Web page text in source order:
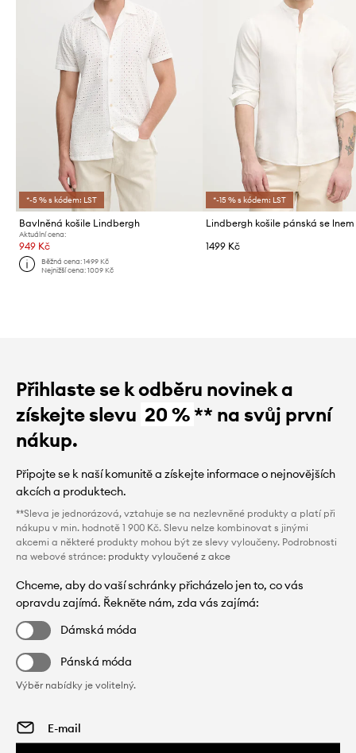
*-5 % s kódem: LST
Bavlněná košile Lindbergh
Aktuální cena:
949 Kč
Běžná cena:1499 Kč
Nejnižší cena:1009 Kč
*-15 % s kódem: LST
Lindbergh košile pánská se lnem
1499 Kč
Přihlaste se k odběru novinek a
získejte slevu 20 %** na svůj první
nákup.
Připojte se k naší komunitě a získejte informace o nejnovějších
akcích a produktech.
**Sleva je jednorázová, vztahuje se na nezlevněné produkty a platí při
nákupu v min. hodnotě 1 900 Kč. Slevu nelze kombinovat s jinými
akcemi a některé produkty mohou být ze slevy vyloučeny. Podrobnosti
na webové stránce: produkty vyloučené z akce
Chceme, aby do vaší schránky přicházelo jen to, co vás
opravdu zajímá. Řekněte nám, zda vás zajímá:
Dámská móda
Pánská móda
Výběr nabídky je volitelný.